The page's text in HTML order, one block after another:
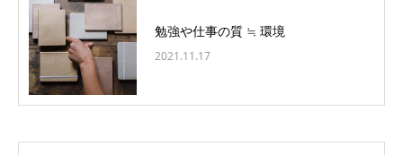
勉強や仕事の質 ≒ 環境
2021.11.17